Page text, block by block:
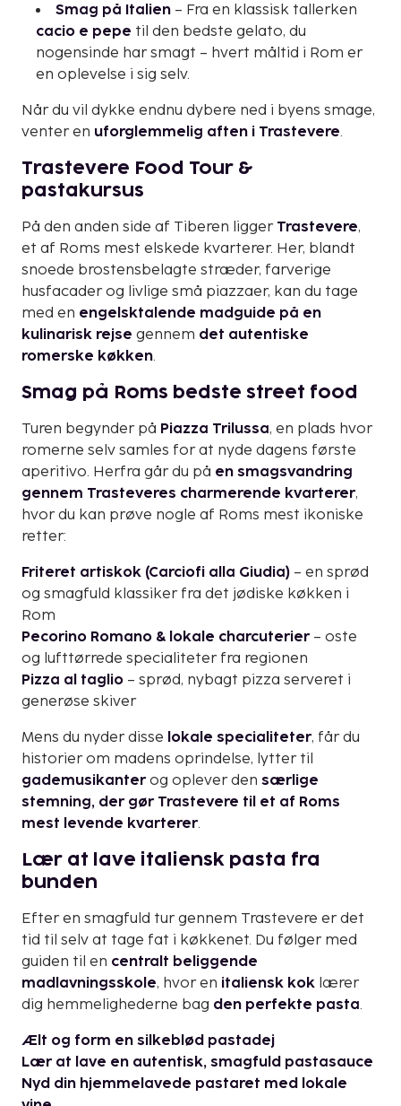
Smag på Italien – Fra en klassisk tallerken
cacio e pepe til den bedste gelato, du
nogensinde har smagt – hvert måltid i Rom er
en oplevelse i sig selv.
Når du vil dykke endnu dybere ned i byens smage,
venter en uforglemmelig aften i Trastevere.
Trastevere Food Tour &
pastakursus
På den anden side af Tiberen ligger Trastevere,
et af Roms mest elskede kvarterer. Her, blandt
snoede brostensbelagte stræder, farverige
husfacader og livlige små piazzaer, kan du tage
med en engelsktalende madguide på en
kulinarisk rejse gennem det autentiske
romerske køkken.
Smag på Roms bedste street food
Turen begynder på Piazza Trilussa, en plads hvor
romerne selv samles for at nyde dagens første
aperitivo. Herfra går du på en smagsvandring
gennem Trasteveres charmerende kvarterer,
hvor du kan prøve nogle af Roms mest ikoniske
retter:
Friteret artiskok (Carciofi alla Giudia) – en sprød
og smagfuld klassiker fra det jødiske køkken i
Rom
Pecorino Romano & lokale charcuterier– oste
og lufttørrede specialiteter fra regionen
Pizza al taglio – sprød, nybagt pizza serveret i
generøse skiver
Mens du nyder disse lokale specialiteter, får du
historier om madens oprindelse, lytter til
gademusikanterog oplever den særlige
stemning, der gør Trastevere til et af Roms
mest levende kvarterer.
Lær at lave italiensk pasta fra
bunden
Efter en smagfuld tur gennem Trastevere er det
tid til selv at tage fat i køkkenet. Du følger med
guiden til en centralt beliggende
madlavningsskole, hvor en italiensk kok lærer
dig hemmelighederne bag den perfekte pasta.
Ælt og form en silkeblød pastadej
Lær at lave en autentisk, smagfuld pastasauce
Nyd din hjemmelavede pastaret med lokale